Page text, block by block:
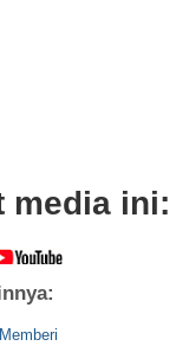
media ini: